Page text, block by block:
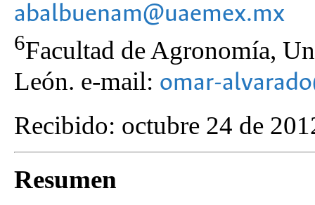
abalbuenam@uaemex.mx
6Facultad de Agronomía,
León. e-mail: omar-
Recibido: octubre 24 de
Resumen